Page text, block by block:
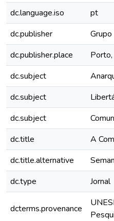
dc.language.iso
pt
dc.publisher
dc.publisher.place
dc.subject
dc.subject
dc.subject
dc.title
A
dc.title.alternative
dc.type
Jornal
dcterms.provenance